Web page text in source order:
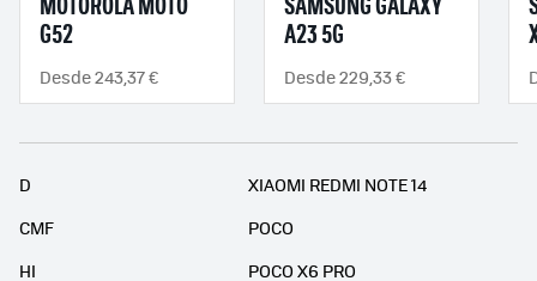
MOTOROLA MOTO
G52
Desde 243,37 €
SAMSUNG GALAXY
A23 5G
Desde 229,33 €
D
XIAOMI REDMI NOTE 14
CMF
POCO
HI
POCO X6 PRO